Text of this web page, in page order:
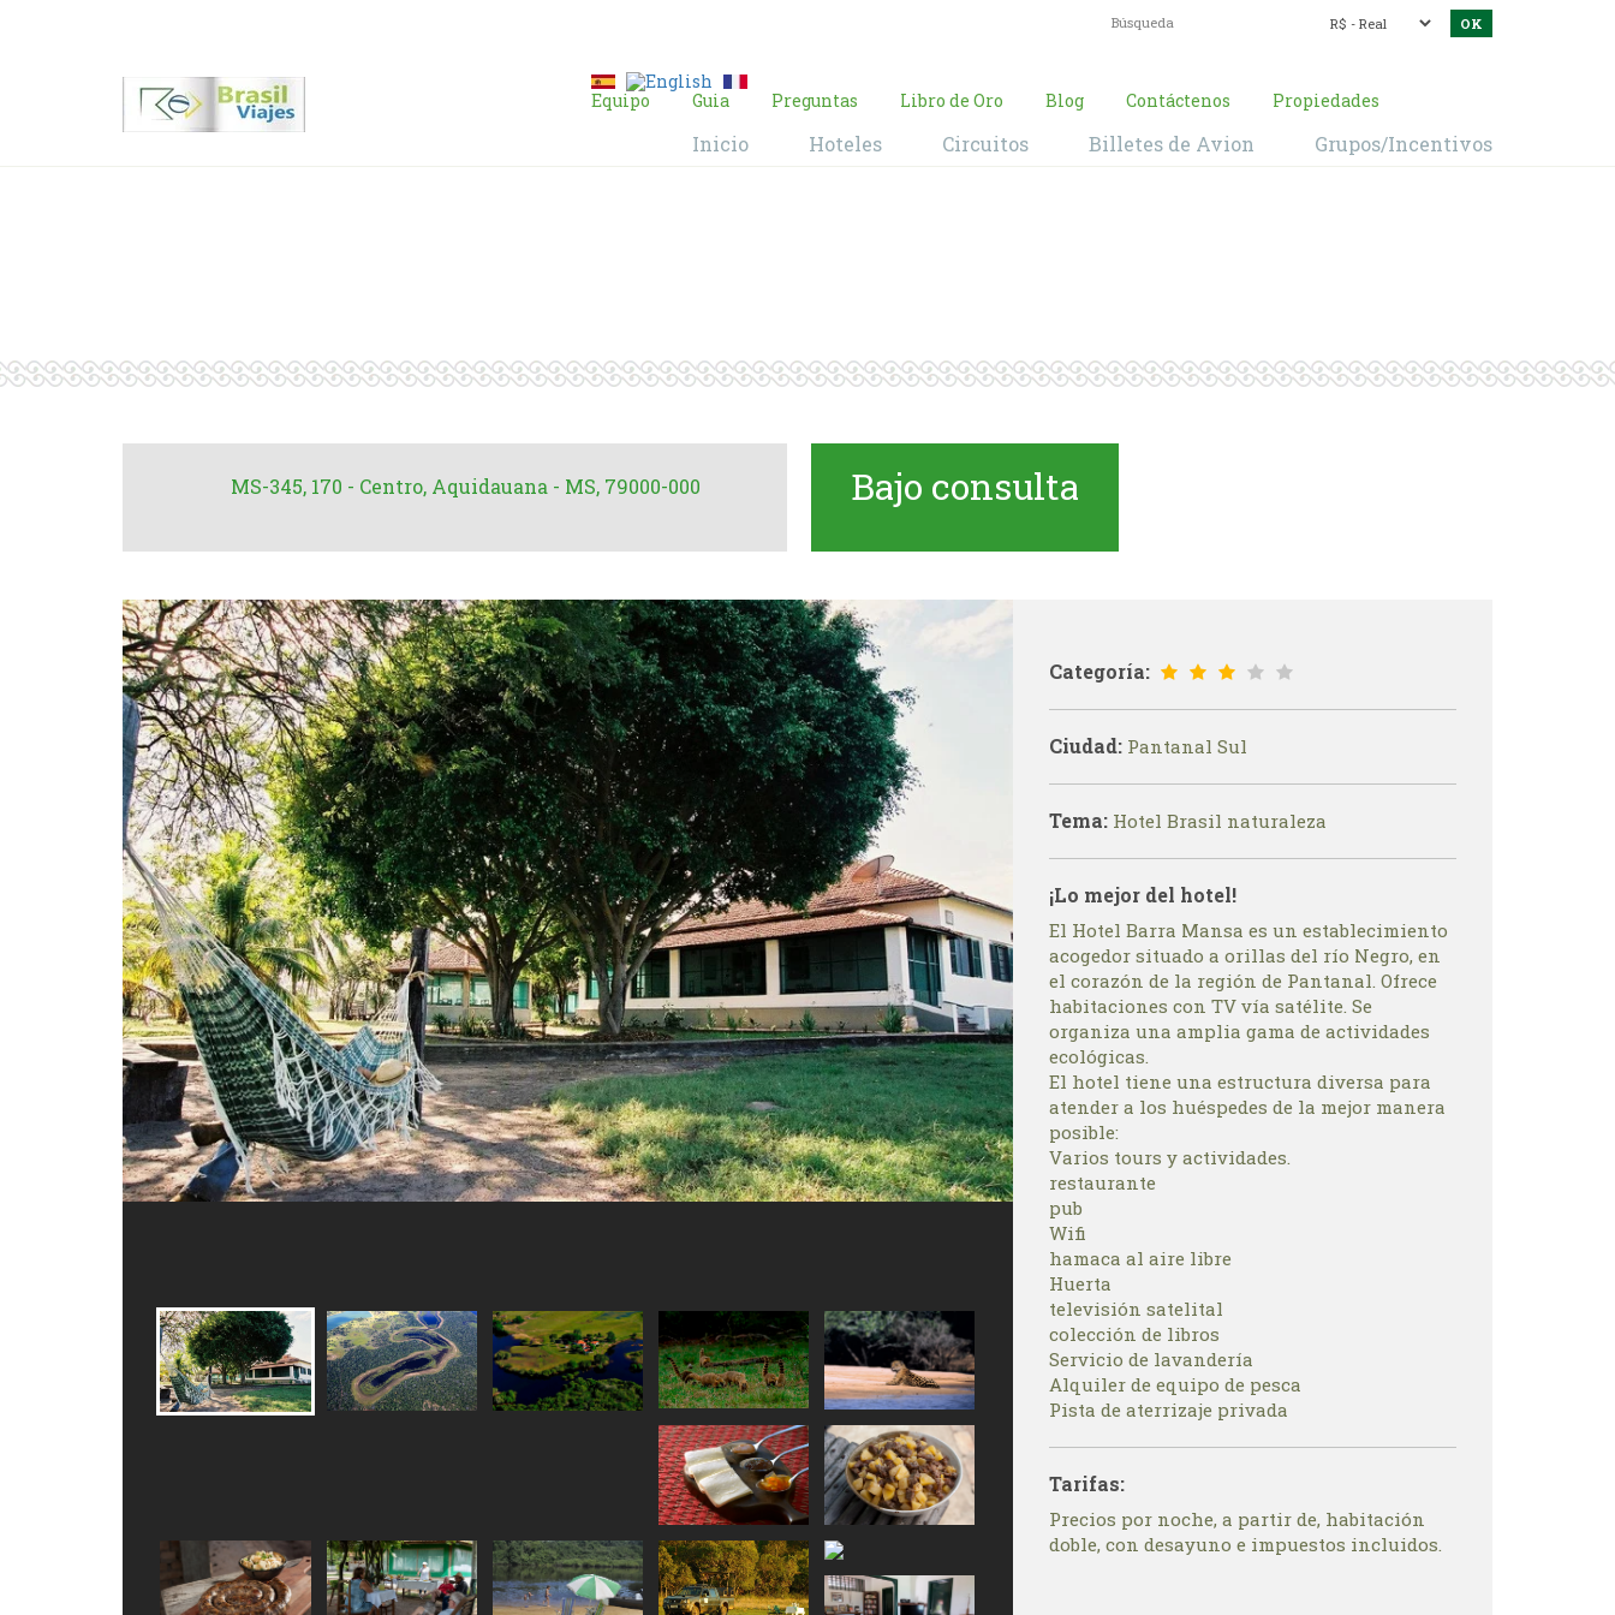
Equipo Guia Preguntas Libro de Oro Blog Contáctenos Propiedades
Inicio Hoteles Circuitos Billetes de Avion Grupos/Incentivos
MS-345, 170 - Centro, Aquidauana - MS, 79000-000 Bajo consulta
Categoría:
Ciudad: Pantanal Sul
Tema: Hotel Brasil naturaleza
¡Lo mejor del hotel!
El Hotel Barra Mansa es un establecimiento
acogedor situado a orillas del río Negro, en
el corazón de la región de Pantanal. Ofrece
habitaciones con TV vía satélite. Se
organiza una amplia gama de actividades
ecológicas.
El hotel tiene una estructura diversa para
atender a los huéspedes de la mejor manera
posible:
Varios tours y actividades.
restaurante
pub
Wifi
hamaca al aire libre
Huerta
televisión satelital
colección de libros
Servicio de lavandería
Alquiler de equipo de pesca
Pista de aterrizaje privada
Tarifas:
Precios por noche, a partir de, habitación
doble, con desayuno e impuestos incluidos.